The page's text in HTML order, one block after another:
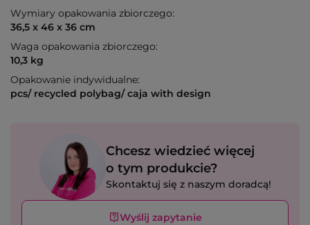
Wymiary opakowania zbiorczego:
36,5 x 46 x 36 cm
Waga opakowania zbiorczego:
10,3 kg
Opakowanie indywidualne:
pcs/ recycled polybag/ caja with design
Chcesz wiedzieć więcej
o tym produkcie?
Skontaktuj się z naszym doradcą!
Wyślij zapytanie